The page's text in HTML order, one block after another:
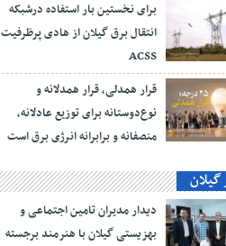
برای نخستین بار استفاده درشبکه
انتقال برق گیلان از هادی پرظرفیت
ACSS
قرار همدلی، قرار همدلانه و
نوع‌دوستانه برای توزیع عادلانه،
منصفانه و برابرانه انرژی برق است
گیلان
دیدار مدیران تامین اجتماعی و
بهزیستی گیلان با هنرمند برجسته